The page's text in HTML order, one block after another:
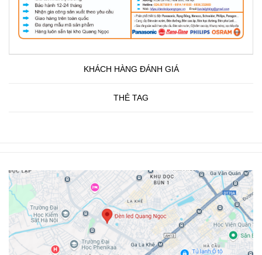
KHÁCH HÀNG ĐÁNH GIÁ
THẺ TAG